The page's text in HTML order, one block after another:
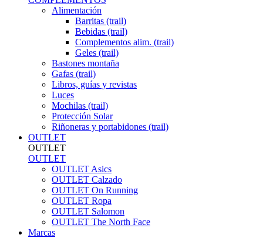
Alimentación
Barritas (trail)
Bebidas (trail)
Complementos alim. (trail)
Geles (trail)
Bastones montaña
Gafas (trail)
Libros, guías y revistas
Luces
Mochilas (trail)
Protección Solar
Riñoneras y portabidones (trail)
OUTLET
OUTLET
OUTLET
OUTLET Asics
OUTLET Calzado
OUTLET On Running
OUTLET Ropa
OUTLET Salomon
OUTLET The North Face
Marcas